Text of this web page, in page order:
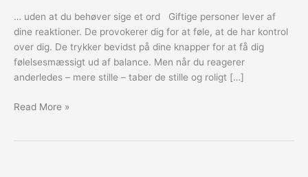
… uden at du behøver sige et ord Giftige personer lever af
dine reaktioner. De provokerer dig for at føle, at de har kontrol
over dig. De trykker bevidst på dine knapper for at få dig
følelsesmæssigt ud af balance. Men når du reagerer
anderledes – mere stille – taber de stille og roligt […]
på
Read More »